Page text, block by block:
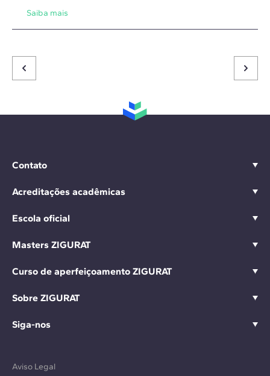
Saiba mais
Contato
Acreditações acadêmicas
Escola oficial
Masters ZIGURAT
Curso de aperfeiçoamento ZIGURAT
Sobre ZIGURAT
Siga-nos
Aviso Legal